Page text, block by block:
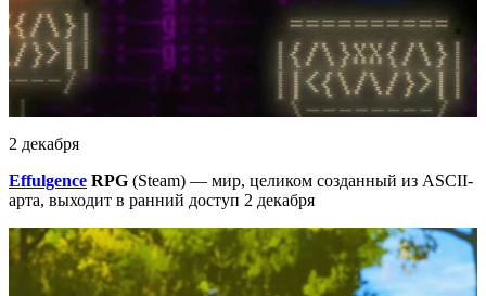
2 декабря
Effulgence RPG (Steam) — мир, целиком созданный из ASCII-
арта, выходит в ранний доступ 2 декабря